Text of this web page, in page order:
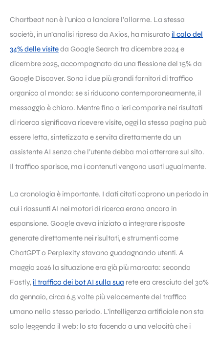
Chartbeat non è l’unica a lanciare l’allarme. La stessa
società, in un’analisi ripresa da Axios, ha misurato il calo del
34% delle visiteda Google Search tra dicembre 2024 e
dicembre 2025, accompagnato da una flessione del 15% da
Google Discover. Sono i due più grandi fornitori di traffico
organico al mondo: se si riducono contemporaneamente, il
messaggio è chiaro. Mentre fino a ieri comparire nei risultati
di ricerca significava ricevere visite, oggi la stessa pagina può
essere letta, sintetizzata e servita direttamente da un
assistente AI senza che l’utente debba mai atterrare sul sito.
Il traffico sparisce, ma i contenuti vengono usati ugualmente.
La cronologia è importante. I dati citati coprono un periodo in
cui i riassunti AI nei motori di ricerca erano ancora in
espansione. Google aveva iniziato a integrare risposte
generate direttamente nei risultati, e strumenti come
ChatGPT o Perplexity stavano guadagnando utenti. A
maggio 2026 la situazione era già più marcata: secondo
Fastly, il traffico dei bot AI sulla sua rete era cresciuto del 30%
da gennaio, circa 6,5 volte più velocemente del traffico
umano nello stesso periodo. L’intelligenza artificiale non sta
solo leggendo il web: lo sta facendo a una velocità che i